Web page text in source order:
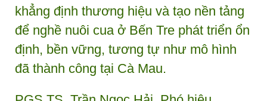
khẳng định thương hiệu và tạo nền tảng
để nghề nuôi cua ở Bến Tre phát triển ổn
định, bền vững, tương tự như mô hình
đã thành công tại Cà Mau.